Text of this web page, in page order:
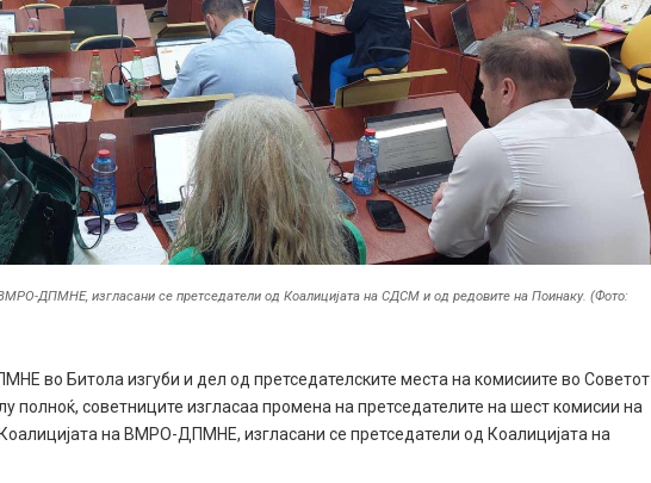
ДПМНЕ, изгласани се претседатели од Коалицијата на СДСМ и од редовите на Поинаку. (Фото:
во Битола изгуби и дел од претседателските места на комисиите во Советот
полноќ, советниците изгласаа промена на претседателите на шест комисии на
на ВМРО-ДПМНЕ, изгласани се претседатели од Коалицијата на